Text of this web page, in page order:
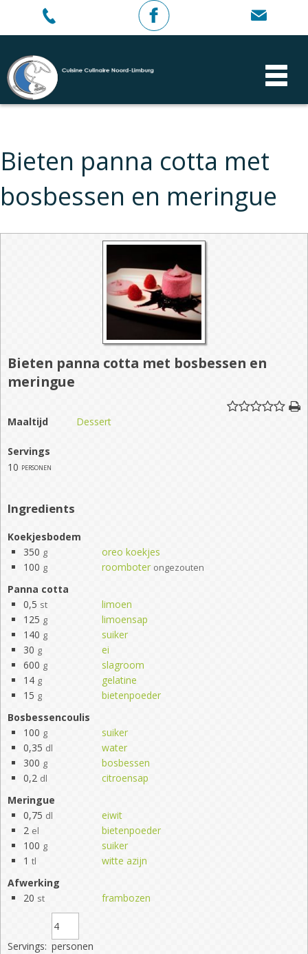
Bieten panna cotta met
bosbessen en meringue
Bieten panna cotta met bosbessen en
meringue
Maaltijd Dessert
Servings
10 personen
Ingredients
Koekjesbodem
350 g
oreo koekjes
100 g roomboter ongezouten
Panna cotta
0,5 st
limoen
125 g
limoensap
140 g
suiker
30 g
ei
600 g
slagroom
14 g
gelatine
15 g
bietenpoeder
Bosbessencoulis
100 g
suiker
0,35 dl
water
300 g
bosbessen
0,2 dl
citroensap
Meringue
0,75 dl
eiwit
2 el
bietenpoeder
100 g
suiker
1 tl
witte azijn
Afwerking
20 st frambozen
Servings: personen